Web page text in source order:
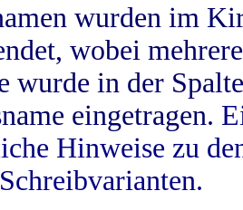
wurden im
wobei
wurde in der
eingetragen.
Hinweise zu